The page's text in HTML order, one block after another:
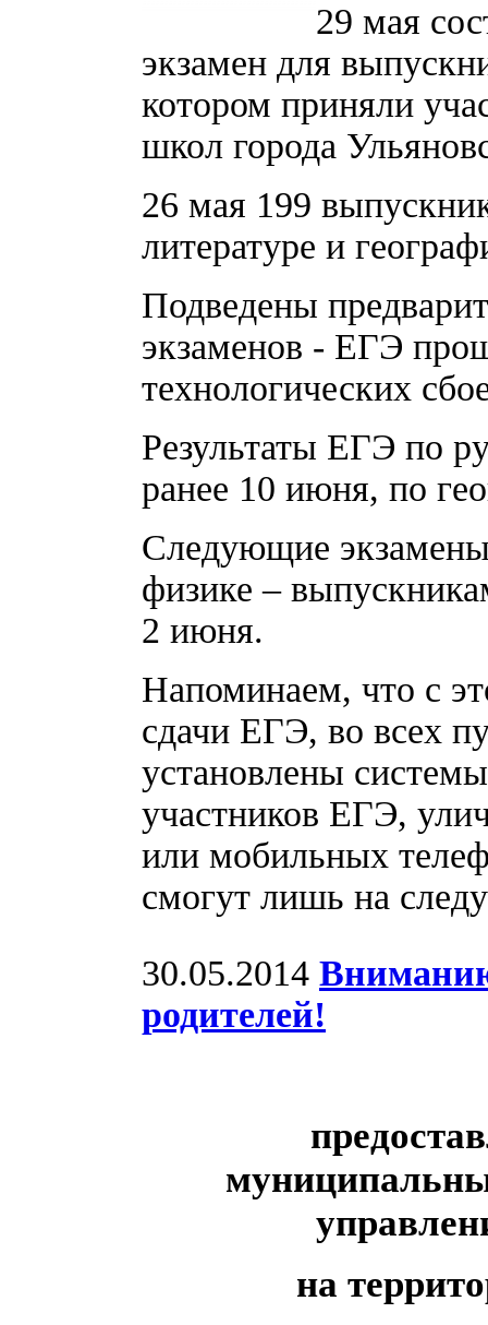
29 мая
экзамен для
котором приняли
школ города
26 мая 199
литературе и
Подведены
экзаменов - ЕГЭ
технологических
Результаты ЕГЭ по
ранее 10 июня, по
Следующие
физике –
2 июня.
Напоминаем, что с
сдачи ЕГЭ, во всех
установлены
участников ЕГЭ,
или мобильных
смогут лишь на
30.05.2014
родителей!
на